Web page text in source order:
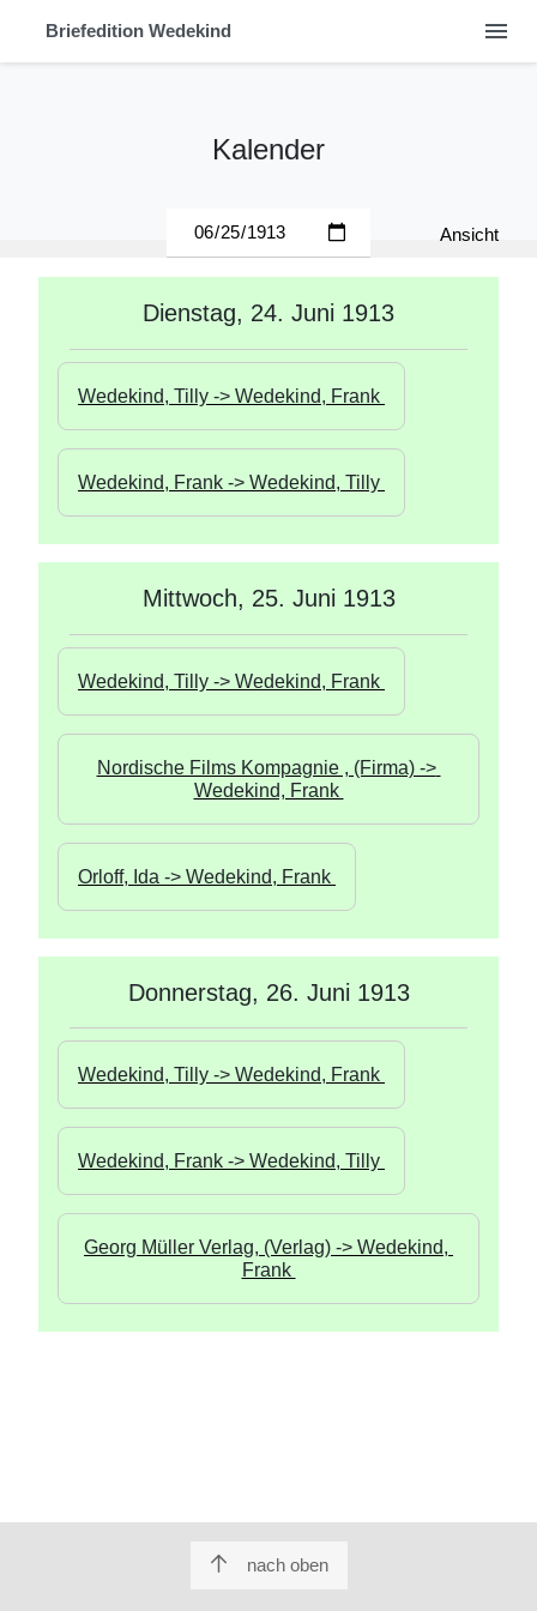
Briefedition Wedekind menu
Kalender
Ansicht
Dienstag, 24. Juni 1913
Wedekind, Tilly -> Wedekind, Frank
Wedekind, Frank -> Wedekind, Tilly
Mittwoch, 25. Juni 1913
Wedekind, Tilly -> Wedekind, Frank
Nordische Films Kompagnie , (Firma) ->
Wedekind, Frank
Orloff, Ida -> Wedekind, Frank
Donnerstag, 26. Juni 1913
Wedekind, Tilly -> Wedekind, Frank
Wedekind, Frank -> Wedekind, Tilly
Georg Müller Verlag, (Verlag) -> Wedekind,
Frank
nach oben